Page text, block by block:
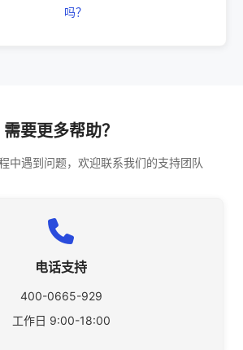
吗？
需要更多帮助？
中遇到问题，欢迎联系我们的支持团队
电话支持
400-0665-929
工作日 9:00-18:00